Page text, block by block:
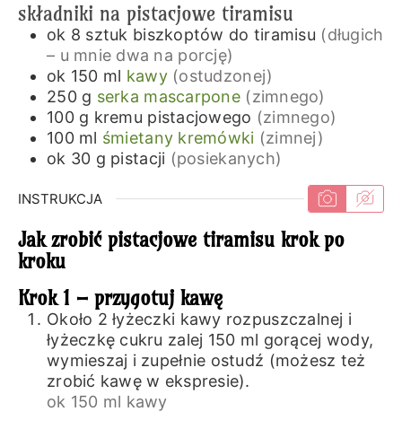
składniki na pistacjowe tiramisu
ok 8 sztuk biszkoptów do tiramisu (długich
– u mnie dwa na porcję)
ok 150 ml kawy (ostudzonej)
250 g serka mascarpone (zimnego)
100 g kremu pistacjowego (zimnego)
100 ml śmietany kremówki (zimnej)
ok 30 g pistacji (posiekanych)
INSTRUKCJA
Jak zrobić pistacjowe tiramisu krok po
kroku
Krok 1 – przygotuj kawę
Około 2 łyżeczki kawy rozpuszczalnej i
łyżeczkę cukru zalej 150 ml gorącej wody,
wymieszaj i zupełnie ostudź (możesz też
zrobić kawę w ekspresie).
ok 150 ml kawy